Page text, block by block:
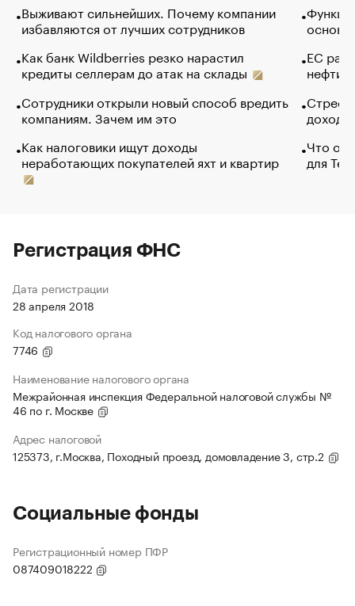
Выживают сильнейших. Почему компании
избавляются от лучших сотрудников
Как банк Wildberries резко нарастил
кредиты селлерам до атак на склады
Сотрудники открыли новый способ вредить
компаниям. Зачем им это
Как налоговики ищут доходы
неработающих покупателей яхт и квартир
основ
ЕС
нефти
Что
для
Регистрация ФНС
Дата регистрации
28 апреля 2018
Код налогового органа
7746
Наименование налогового органа
Межрайонная инспекция Федеральной налоговой службы №
46 по г. Москве
Адрес налоговой
125373, г.Москва, Походный проезд, домовладение 3, стр.2
Социальные фонды
Регистрационный номер ПФР
087409018222